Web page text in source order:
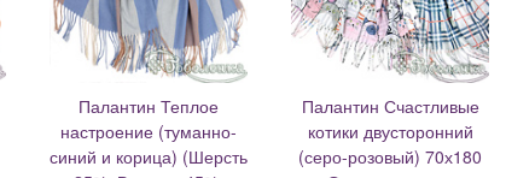
Палантин Теплое
настроение (туманно-
синий и корица) (Шерсть
Палантин Счастливые
котики двусторонний
(серо-розовый) 70х180